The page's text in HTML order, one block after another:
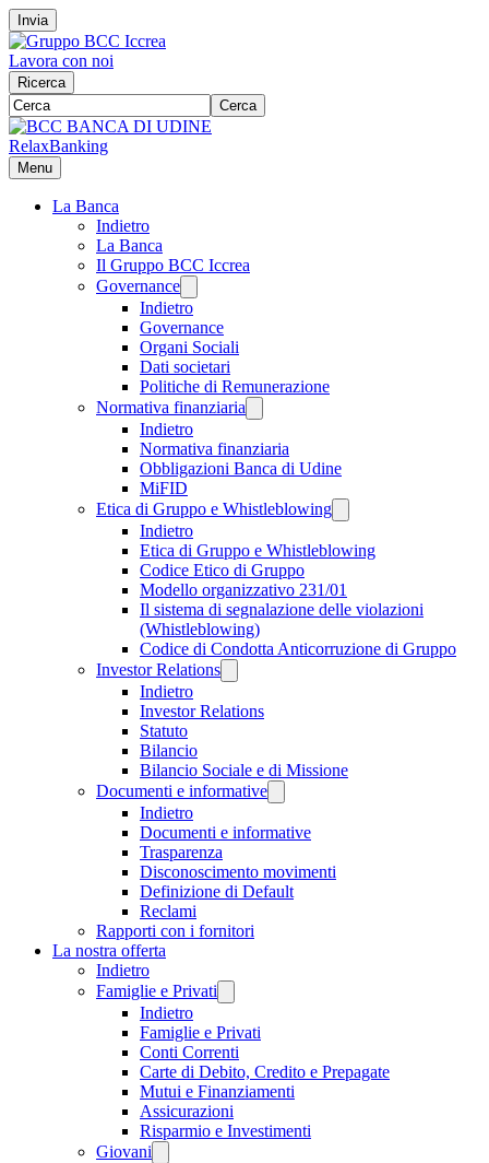
Invia
Lavora con noi
Ricerca
Cerca
RelaxBanking
Menu
La Banca
Indietro
La Banca
Il Gruppo BCC Iccrea
Governance
Indietro
Governance
Organi Sociali
Dati societari
Politiche di Remunerazione
Normativa finanziaria
Indietro
Normativa finanziaria
Obbligazioni Banca di Udine
MiFID
Etica di Gruppo e Whistleblowing
Indietro
Etica di Gruppo e Whistleblowing
Codice Etico di Gruppo
Modello organizzativo 231/01
Il sistema di segnalazione delle violazioni
(Whistleblowing)
Codice di Condotta Anticorruzione di Gruppo
Investor Relations
Indietro
Investor Relations
Statuto
Bilancio
Bilancio Sociale e di Missione
Documenti e informative
Indietro
Documenti e informative
Trasparenza
Disconoscimento movimenti
Definizione di Default
Reclami
Rapporti con i fornitori
La nostra offerta
Indietro
Famiglie e Privati
Indietro
Famiglie e Privati
Conti Correnti
Carte di Debito, Credito e Prepagate
Mutui e Finanziamenti
Assicurazioni
Risparmio e Investimenti
Giovani